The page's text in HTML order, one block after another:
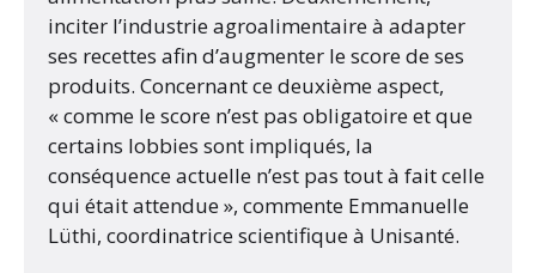
inciter l’industrie agroalimentaire à adapter
ses recettes afin d’augmenter le score de ses
produits. Concernant ce deuxième aspect,
« comme le score n’est pas obligatoire et que
certains lobbies sont impliqués, la
conséquence actuelle n’est pas tout à fait celle
qui était attendue », commente Emmanuelle
Lüthi, coordinatrice scientifique à Unisanté.